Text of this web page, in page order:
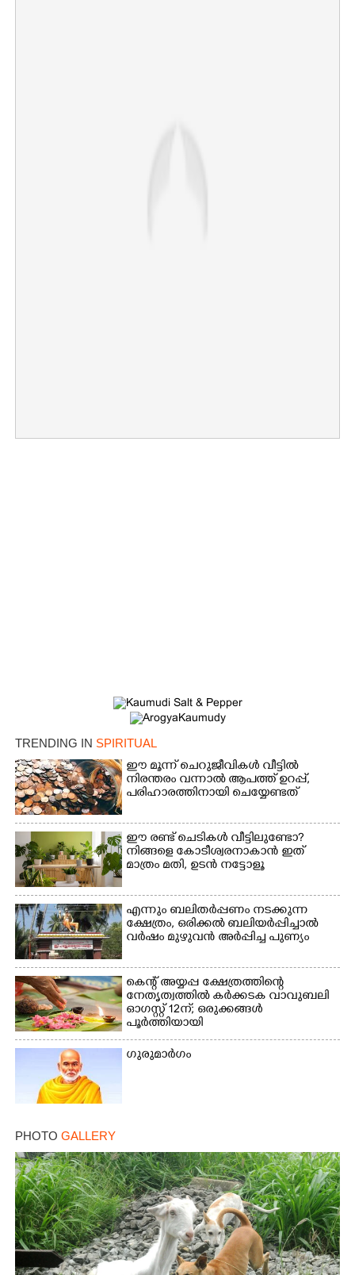
TRENDING IN SPIRITUAL
ഈ മൂന്ന് ചെറുജീവികൾ വീട്ടിൽ
നിരന്തരം വന്നാൽ ആപത്ത് ഉറപ്പ്,​
പരിഹാരത്തിനായി ചെയ്യേണ്ടത്
ഈ രണ്ട് ചെടികൾ വീട്ടിലുണ്ടോ?​
നിങ്ങളെ കോടീശ്വരനാകാൻ ഇത്
മാത്രം മതി,​ ഉടൻ നട്ടോളൂ
എന്നും ബലിതർപ്പണം നടക്കുന്ന
ക്ഷേത്രം,​ ഒരിക്കൽ ബലിയർപ്പിച്ചാൽ
വർഷം മുഴുവൻ അർപ്പിച്ച പുണ്യം
കെന്റ് അയ്യപ്പ ക്ഷേത്രത്തിന്റെ
നേതൃത്വത്തിൽ കർക്കടക വാവുബലി
ഓഗസ്റ്റ് 12ന്; ഒരുക്കങ്ങൾ
പൂർത്തിയായി
ഗുരുമാർഗം
PHOTO GALLERY
Copy Link